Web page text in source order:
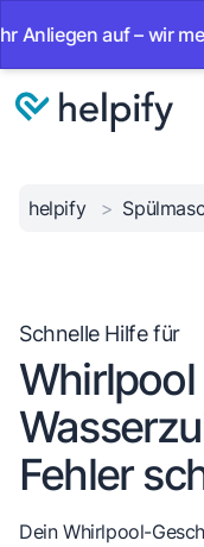
auf – wir melden
helpify >
Schnelle Hilfe für
Whirlpool
Fehler
Dein Whirlpool-